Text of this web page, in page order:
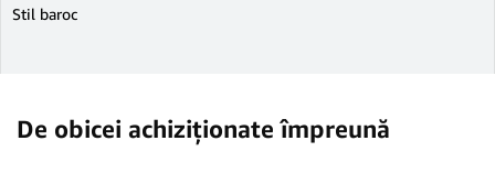
Stil baroc
De obicei achiziționate împreună